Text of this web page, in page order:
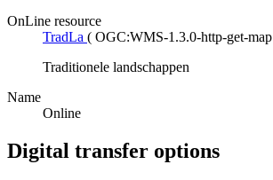
OnLine resource
TradLa ( OGC:WMS-1.3.0-http-get-map
Traditionele landschappen
Name
Online
Digital transfer options